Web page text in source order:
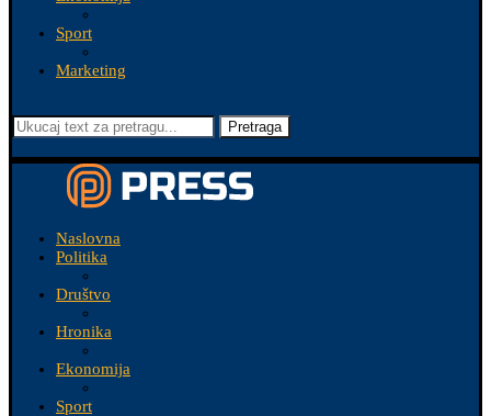
Sport
Marketing
Pretraga
Naslovna
Politika
Društvo
Hronika
Ekonomija
Sport